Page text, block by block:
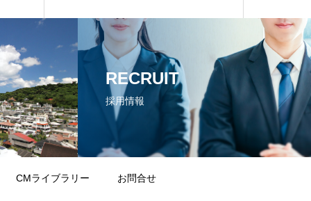
RECRUIT
採用情報
CMライブラリー お問合せ